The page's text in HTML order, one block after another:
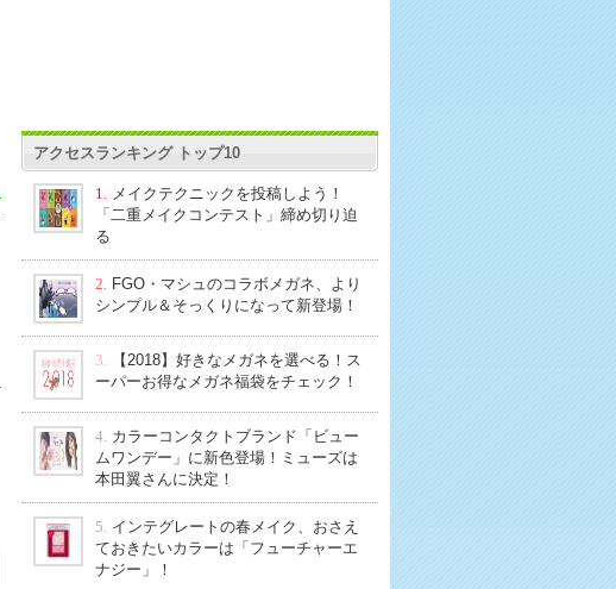
アクセスランキング トップ10
1.
メイクテクニックを投稿しよう！
「二重メイクコンテスト」締め切り迫
る
2. FGO・マシュのコラボメガネ、より
シンプル＆そっくりになって新登場！
3.
【2018】好きなメガネを選べる！ス
ーパーお得なメガネ福袋をチェック！
4. カラーコンタクトブランド「ビュー
ムワンデー」に新色登場！ミューズは
本田翼さんに決定！
5. インテグレートの春メイク、おさえ
ておきたいカラーは「フューチャーエ
ナジー」！